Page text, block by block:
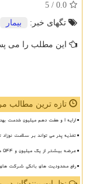
0.0
/ 5
تگهای خبر:
بیمار
این مطلب را می
تازه ترین مطالب
ارایه ۱ و هفت دهم میلیون خدمت بهداشتی و درمانی به زوار اربعین
تغذیه پدر می تواند بر سلامت نوزاد
عرضه بیشتر از یک میلیون و ۵۴۴ هزار خدمت سلامت به زائرین اربعین
رفع محدودیت های بانکی شرکت